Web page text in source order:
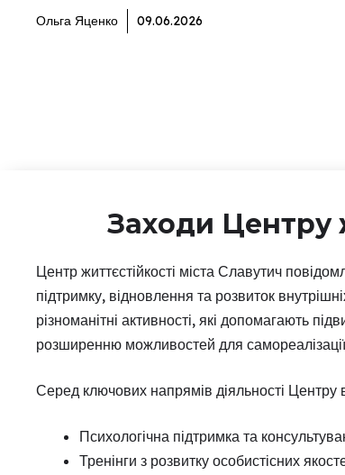
Ольга Яценко 09.06.2026
Заходи Центру
Центр життєстійкості міста Славутич
підтримку, відновлення та розвиток
різноманітні активності, які допомагають
розширенню можливостей для
Серед ключових напрямів діяльності Центру
Психологічна підтримка та
Тренінги з розвитку особистісних